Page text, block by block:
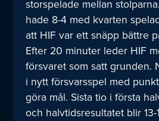
storspelade mellan
hade 8-4 med kvarten
att HIF var ett snäpp bättre
Efter 20 minuter leder HIF
försvaret som satt grunden.
i nytt försvarsspel med
göra mål. Sista tio i första
och halvtidsresultatet blir 13-